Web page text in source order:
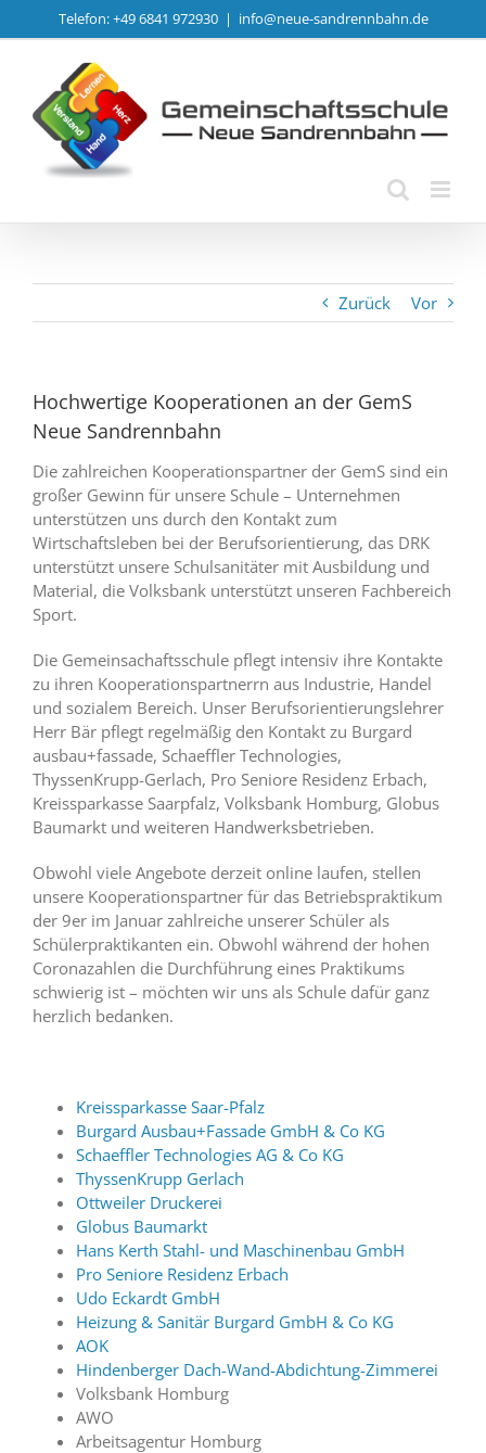
Inhalt
Telefon: +49 6841 972930 | info@neue-sandrennbahn.de
Zurück Vor
Hochwertige Kooperationen an der GemS
Neue Sandrennbahn
Die zahlreichen Kooperationspartner der GemS sind ein
großer Gewinn für unsere Schule – Unternehmen
unterstützen uns durch den Kontakt zum
Wirtschaftsleben bei der Berufsorientierung, das DRK
unterstützt unsere Schulsanitäter mit Ausbildung und
Material, die Volksbank unterstützt unseren Fachbereich
Sport.
Die Gemeinsachaftsschule pflegt intensiv ihre Kontakte
zu ihren Kooperationspartnerrn aus Industrie, Handel
und sozialem Bereich. Unser Berufsorientierungslehrer
Herr Bär pflegt regelmäßig den Kontakt zu Burgard
ausbau+fassade, Schaeffler Technologies,
ThyssenKrupp-Gerlach, Pro Seniore Residenz Erbach,
Kreissparkasse Saarpfalz, Volksbank Homburg, Globus
Baumarkt und weiteren Handwerksbetrieben.
Obwohl viele Angebote derzeit online laufen, stellen
unsere Kooperationspartner für das Betriebspraktikum
der 9er im Januar zahlreiche unserer Schüler als
Schülerpraktikanten ein. Obwohl während der hohen
Coronazahlen die Durchführung eines Praktikums
schwierig ist – möchten wir uns als Schule dafür ganz
herzlich bedanken.
Kreissparkasse Saar-Pfalz
Burgard Ausbau+Fassade GmbH & Co KG
Schaeffler Technologies AG & Co KG
ThyssenKrupp Gerlach
Ottweiler Druckerei
Globus Baumarkt
Hans Kerth Stahl- und Maschinenbau GmbH
Pro Seniore Residenz Erbach
Udo Eckardt GmbH
Heizung & Sanitär Burgard GmbH & Co KG
AOK
Hindenberger Dach-Wand-Abdichtung-Zimmerei
Volksbank Homburg
AWO
Arbeitsagentur Homburg